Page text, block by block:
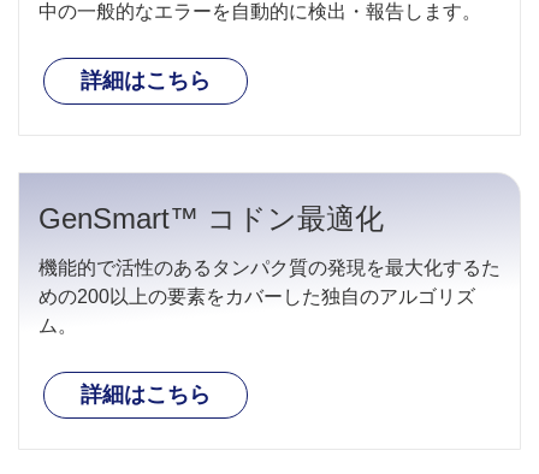
中の一般的なエラーを自動的に検出・報告します。
詳細はこちら
GenSmart™ コドン最適化
機能的で活性のあるタンパク質の発現を最大化するた
めの200以上の要素をカバーした独自のアルゴリズ
ム。
詳細はこちら